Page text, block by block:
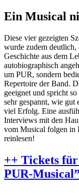
Ein Musical
Diese vier gezeigten
wurde zudem
Geschichte aus dem
autobiographisch
um PUR, sondern
Repertoire der Band.
geeignet und spricht
sehr gespannt, wie gut
viel Erfolg. Eine
Interviews mit den
vom Musical folgen in
reinlesen!
++ Tickets
PUR-